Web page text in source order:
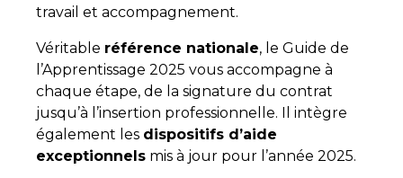
travail et accompagnement.
Véritable référence nationale, le Guide de
l’Apprentissage 2025 vous accompagne à
chaque étape, de la signature du contrat
jusqu’à l’insertion professionnelle. Il intègre
également les dispositifs d’aide
exceptionnels mis à jour pour l’année 2025.